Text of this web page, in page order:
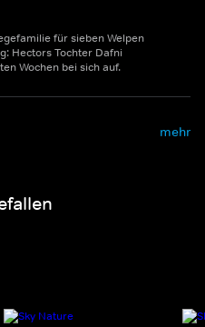
für sieben Welpen
Hectors Tochter Dafni
Wochen bei sich auf.
mehr